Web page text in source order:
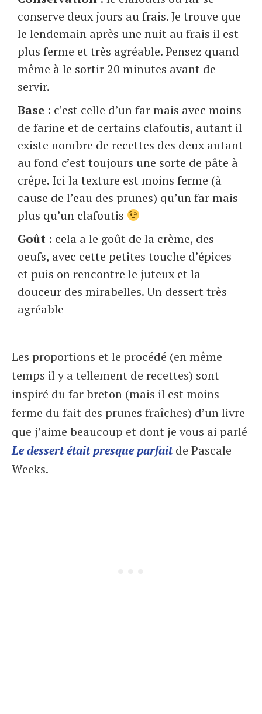
conserve deux jours au frais. Je trouve que
le lendemain après une nuit au frais il est
plus ferme et très agréable. Pensez quand
même à le sortir 20 minutes avant de
servir.
Base : c’est celle d’un far mais avec moins
de farine et de certains clafoutis, autant il
existe nombre de recettes des deux autant
au fond c’est toujours une sorte de pâte à
crêpe. Ici la texture est moins ferme (à
cause de l’eau des prunes) qu’un far mais
plus qu’un clafoutis
Goût : cela a le goût de la crème, des
oeufs, avec cette petites touche d’épices
et puis on rencontre le juteux et la
douceur des mirabelles. Un dessert très
agréable
Les proportions et le procédé (en même
temps il y a tellement de recettes) sont
inspiré du far breton (mais il est moins
ferme du fait des prunes fraîches) d’un livre
que j’aime beaucoup et dont je vous ai parlé
Le dessert était presque parfaitde Pascale
Weeks.